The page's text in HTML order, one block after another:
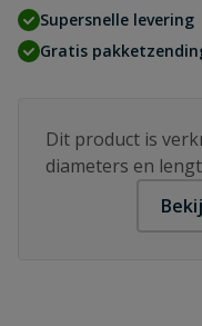
Supersnelle levering
Gratis
Dit product is
diameters en